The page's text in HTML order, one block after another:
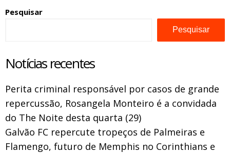
Pesquisar
Pesquisar
Notícias recentes
Perita criminal responsável por casos de grande
repercussão, Rosangela Monteiro é a convidada
do The Noite desta quarta (29)
Galvão FC repercute tropeços de Palmeiras e
Flamengo, futuro de Memphis no Corinthians e